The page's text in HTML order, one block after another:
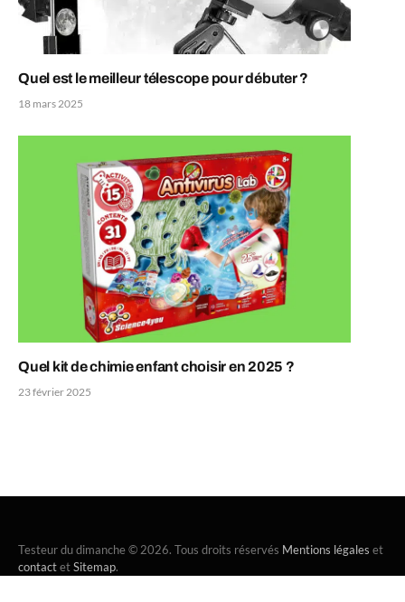
Quel est le meilleur télescope pour débuter ?
18 mars 2025
Quel kit de chimie enfant choisir en 2025 ?
23 février 2025
Testeur du dimanche © 2026. Tous droits réservés Mentions légales et
contactetSitemap.